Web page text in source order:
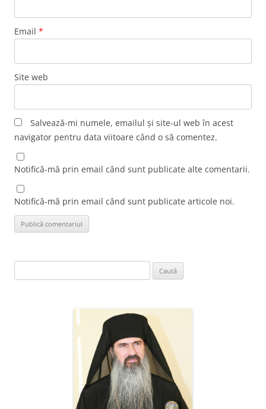
Email *
Site web
Salvează-mi numele, emailul și site-ul web în acest
navigator pentru data viitoare când o să comentez.
Notifică-mă prin email când sunt publicate alte comentarii.
Notifică-mă prin email când sunt publicate articole noi.
după: